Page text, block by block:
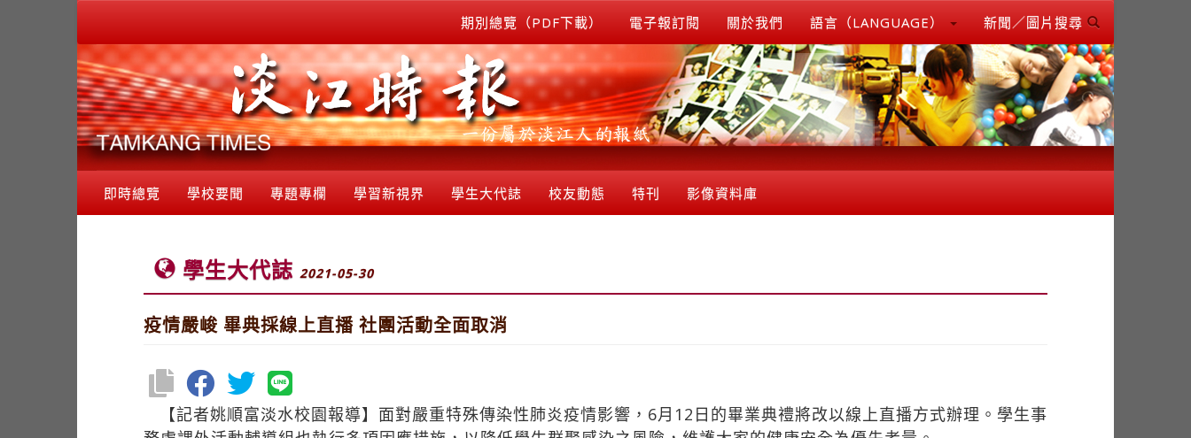
期別總覽（PDF下載） 電子報訂閱 關於我們 語言（LANGUAGE） 新聞／圖片搜尋
即時總覽 學校要聞 專題專欄 學習新視界 學生大代誌 校友動態 特刊 影像資料庫
學生大代誌 2021-05-30
疫情嚴峻 畢典採線上直播 社團活動全面取消
【記者姚順富淡水校園報導】面對嚴重特殊傳染性肺炎疫情影響，6月12日的畢業典禮將改以線上直播方式辦理。學生事